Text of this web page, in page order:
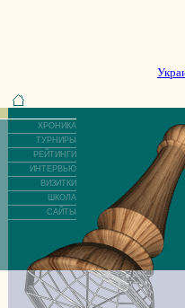
ХРОНИКА
ТУРНИРЫ
РЕЙТИНГИ
ИНТЕРВЬЮ
ВИЗИТКИ
ШКОЛА
САЙТЫ